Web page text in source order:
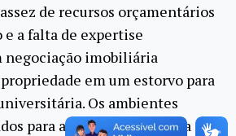
de recursos orçamentários
e a falta de expertise
negociação imobiliária
em um estorvo para
Os ambientes
para aluguel pela própria